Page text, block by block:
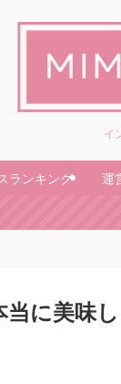
イ
ランキング 運
に美味